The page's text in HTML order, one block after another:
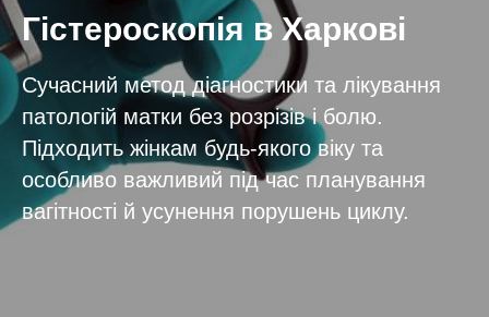
Гістероскопія в Харкові
Сучасний метод діагностики та лікування
патологій матки без розрізів і болю.
Підходить жінкам будь-якого віку та
особливо важливий під час планування
вагітності й усунення порушень циклу.